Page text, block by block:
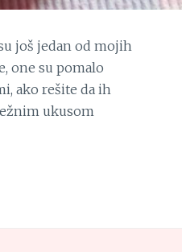
još jedan od mojih
one su pomalo
ako rešite da ih
ukusom